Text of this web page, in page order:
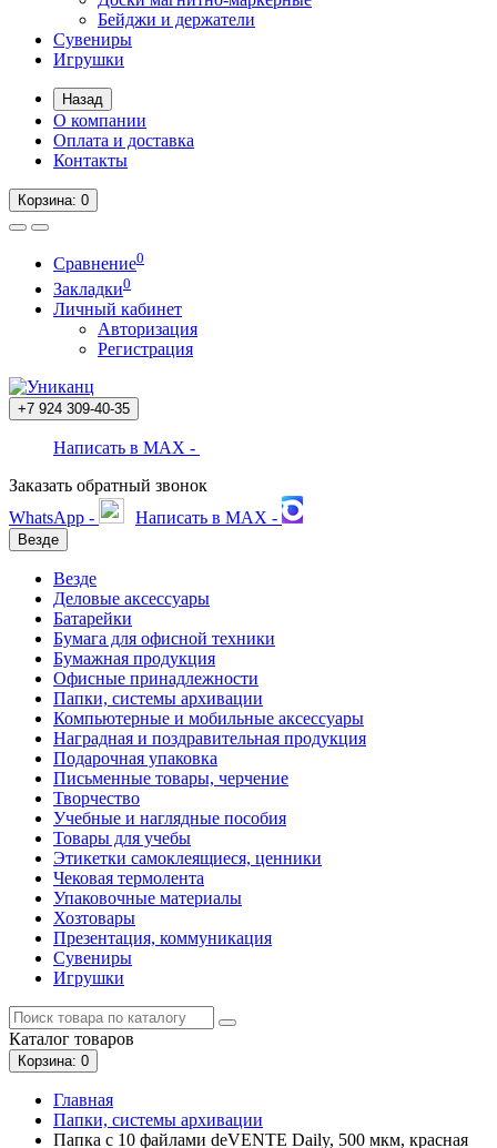
Бейджи и держатели
Сувениры
Игрушки
Назад
О компании
Оплата и доставка
Контакты
Корзина: 0
Сравнение0
Закладки0
Личный кабинет
Авторизация
Регистрация
+7 924 309-40-35
Написать в MAX -
Заказать обратный звонок
WhatsApp -
Написать в MAX -
Везде
Везде
Деловые аксессуары
Батарейки
Бумага для офисной техники
Бумажная продукция
Офисные принадлежности
Папки, системы архивации
Компьютерные и мобильные аксессуары
Наградная и поздравительная продукция
Подарочная упаковка
Письменные товары, черчение
Творчество
Учебные и наглядные пособия
Товары для учебы
Этикетки самоклеящиеся, ценники
Чековая термолента
Упаковочные материалы
Хозтовары
Презентация, коммуникация
Сувениры
Игрушки
Каталог товаров
Корзина: 0
Главная
Папки, системы архивации
Папка с 10 файлами deVENTE Daily, 500 мкм, красная